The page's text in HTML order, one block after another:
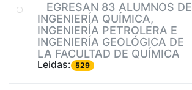
EGRESAN 83 ALUMNOS DE
INGENIERÍA QUÍMICA,
INGENIERÍA PETROLERA E
INGENIERÍA GEOLÓGICA DE
LA FACULTAD DE QUÍMICA
Leidas: 529